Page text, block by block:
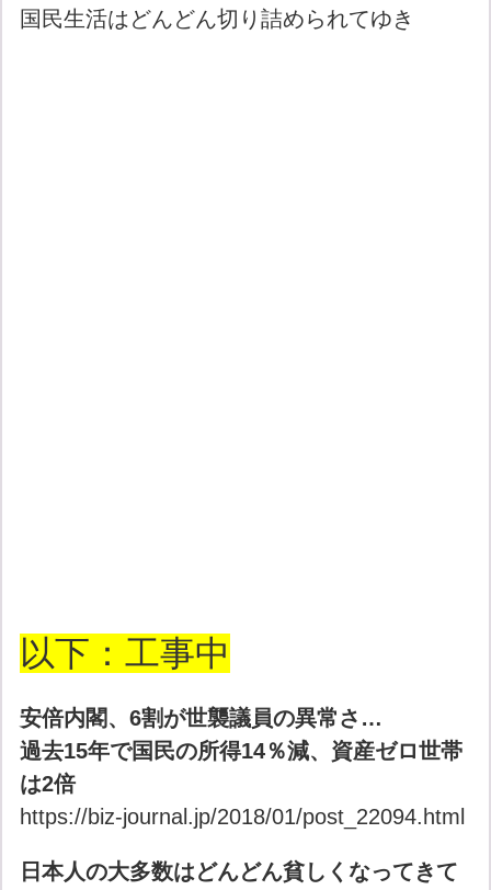
国民生活はどんどん切り詰められてゆき
以下：工事中
安倍内閣、6割が世襲議員の異常さ…
過去15年で国民の所得14％減、資産ゼロ世帯
は2倍
https://biz-journal.jp/2018/01/post_22094.html
日本人の大多数はどんどん貧しくなってきて